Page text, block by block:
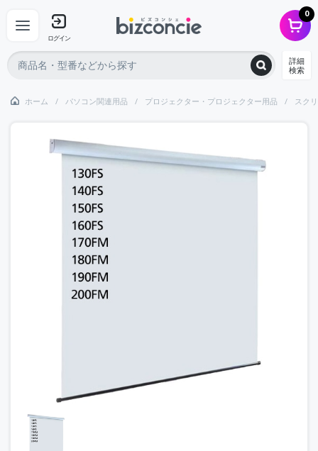
ログイン
0
詳細
検索
ホーム パソコン関連用品 プロジェクター・プロジェクター用品 スク